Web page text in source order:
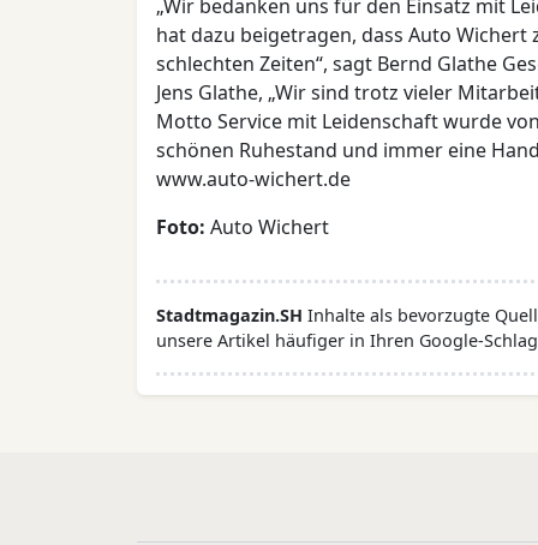
„Wir bedanken uns für den Einsatz mit
hat dazu beigetragen, dass Auto
schlechten Zeiten“, sagt Bernd Glathe
Jens Glathe, „Wir sind trotz vieler
Motto Service mit Leidenschaft wurde
schönen Ruhestand und immer eine
www.auto-wichert.de
Foto: Auto Wichert
Stadtmagazin.SH Inhalte als bevorzugte
unsere Artikel häufiger in Ihren Google-